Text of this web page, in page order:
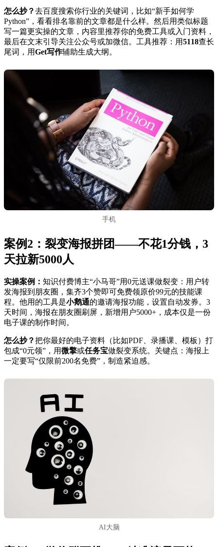
怎么抄？去百度搜索你行业的关键词，比如“新手如何学
Python”，看看排名靠前的文章都是什么样。然后用类似标题
写一篇更实操的文章，内容里推荐你的免费工具或入门资料，
最后在文末引导关注公众号或加微信。工具推荐：用5118查长
尾词，用Get写作辅助生成大纲。
手机
案例2：裂变海报拼团——不花1分钱，3
天拉新5000人
实操案例： 知识付费博主“小马哥”用0元送课做裂变：用户转
发海报到朋友圈，集齐3个赞即可免费领原价99元的技能课
程。他用的工具是小鹅通的邀请海报功能，设置自动发券。3
天时间，海报在朋友圈刷屏，新增用户5000+，成本仅是一份
电子课的制作时间。
怎么抄？把你最好的电子资料（比如PDF、录播课、模板）打
包成“0元领”，用微擎或任务宝做裂变系统。关键点：海报上
一定要写“仅限前200名免费”，制造紧迫感。
AI大脑